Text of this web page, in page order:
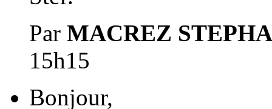
Par MACREZ
15h15
Bonjour,